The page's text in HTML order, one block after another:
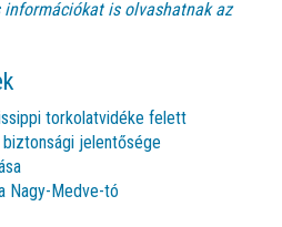
is olvashatnak az
torkolatvidéke felett
jelentősége
Nagy-Medve-tó